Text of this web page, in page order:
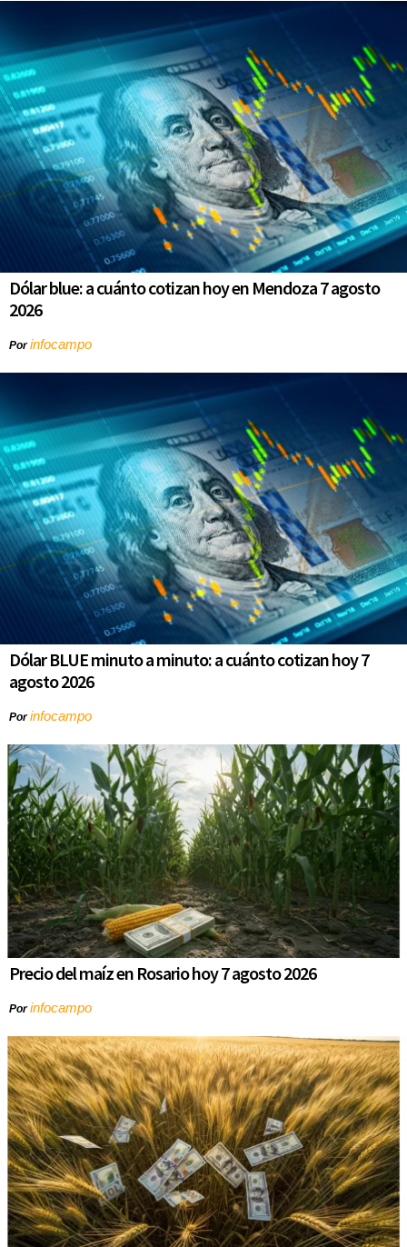
Dólar blue: a cuánto cotizan hoy en Mendoza 7 agosto
2026
Porinfocampo
Dólar BLUE minuto a minuto: a cuánto cotizan hoy 7
agosto 2026
Porinfocampo
Precio del maíz en Rosario hoy 7 agosto 2026
Porinfocampo